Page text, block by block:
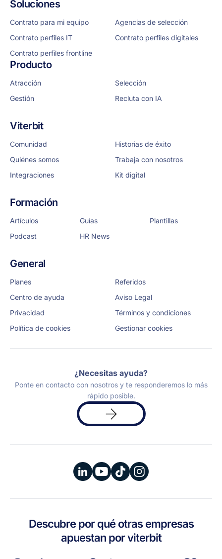
Soluciones
Contrato para mi equipo
Agencias de selección
Contrato perfiles IT
Contrato perfiles digitales
Contrato perfiles frontline
Producto
Atracción
Selección
Gestión
Recluta con IA
Viterbit
Comunidad
Historias de éxito
Quiénes somos
Trabaja con nosotros
Integraciones
Kit digital
Formación
Artículos Guías
Plantillas
Podcast
HR News
General
Planes
Referidos
Centro de ayuda
Aviso Legal
Privacidad
Términos y condiciones
Política de cookies
Gestionar cookies
¿Necesitas ayuda?
Ponte en contacto con nosotros y te responderemos lo más
rápido posible.
Solicita
una
demo
Descubre por qué otras empresas
apuestan por viterbit